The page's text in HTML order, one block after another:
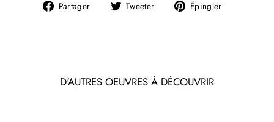
Partager
PartagerTweeter
TweeterÉpingler
D'AUTRES OEUVRES À DÉCOUVRIR